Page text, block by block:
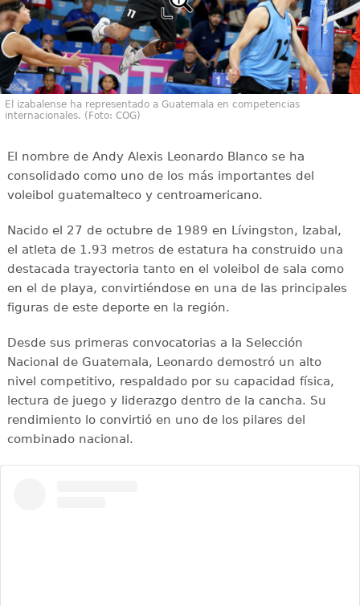
El izabalense ha representado a Guatemala en competencias
internacionales. (Foto: COG)
El nombre de Andy Alexis Leonardo Blanco se ha
consolidado como uno de los más importantes del
voleibol guatemalteco y centroamericano.
Nacido el 27 de octubre de 1989 en Lívingston, Izabal,
el atleta de 1.93 metros de estatura ha construido una
destacada trayectoria tanto en el voleibol de sala como
en el de playa, convirtiéndose en una de las principales
figuras de este deporte en la región.
Desde sus primeras convocatorias a la Selección
Nacional de Guatemala, Leonardo demostró un alto
nivel competitivo, respaldado por su capacidad física,
lectura de juego y liderazgo dentro de la cancha. Su
rendimiento lo convirtió en uno de los pilares del
combinado nacional.